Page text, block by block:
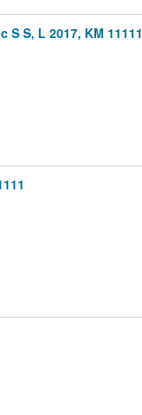
S, L 2017, KM 11111